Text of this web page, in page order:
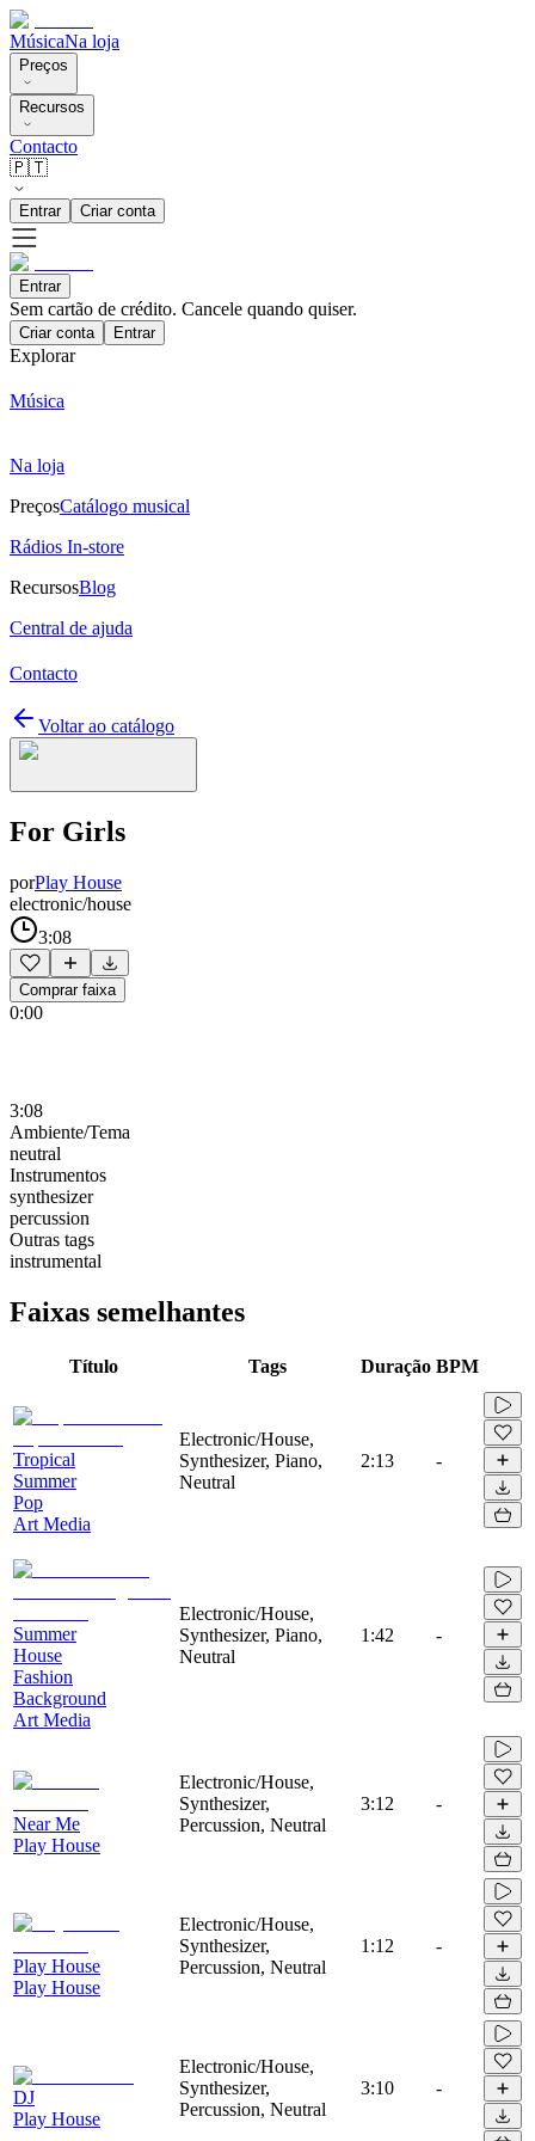
MúsicaNa loja
Preços
Recursos
Contacto
🇵🇹
Entrar Criar conta
Entrar
Sem cartão de crédito. Cancele quando quiser.
Criar conta Entrar
Explorar
Música
Na loja
PreçosCatálogo musical
Rádios In-store
RecursosBlog
Central de ajuda
Contacto
Voltar ao catálogo
For Girls
porPlay House
electronic/house
3:08
Comprar faixa
0:00
3:08
Ambiente/Tema
neutral
Instrumentos
synthesizer
percussion
Outras tags
instrumental
Faixas semelhantes
Título Tags Duração BPM
Tropical
Summer
Pop
Art Media
Electronic/House,
Synthesizer, Piano,
Neutral
2:13 -
Summer
House
Fashion
Background
Art Media
Electronic/House,
Synthesizer, Piano,
Neutral
1:42 -
Near Me
Play House
Electronic/House,
Synthesizer,
Percussion, Neutral
3:12 -
Play House
Play House
Electronic/House,
Synthesizer,
Percussion, Neutral
1:12 -
DJ
Play House
Electronic/House,
Synthesizer,
Percussion, Neutral
3:10 -